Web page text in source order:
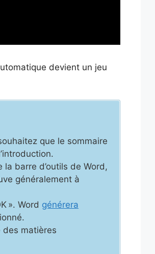
devient un jeu
que le sommaire
la barre d’outils de Word,
généralement à
». Word générera
des matières